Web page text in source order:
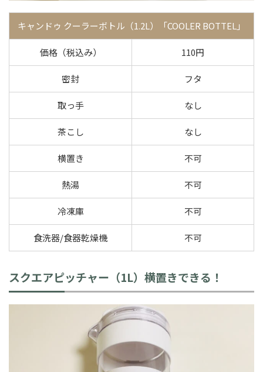
キャンドゥ クーラーボトル（1.2L）「COOLER BOTTEL」
価格（税込み） 110円
密封 フタ
取っ手 なし
茶こし なし
横置き 不可
熱湯 不可
冷凍庫 不可
食洗器/食器乾燥機 不可
スクエアピッチャー（1L）横置きできる！